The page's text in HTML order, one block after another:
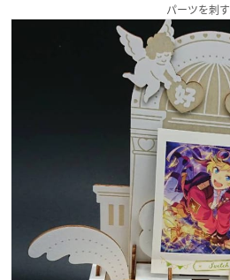
パーツを刺す